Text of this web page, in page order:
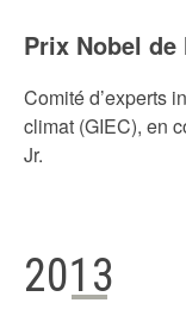
Prix Nobel de
Comité d’experts
climat (GIEC), en
Jr.
2013